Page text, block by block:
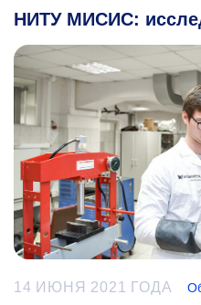
НИТУ МИСИС:
14 ИЮНЯ 2021 ГОДА